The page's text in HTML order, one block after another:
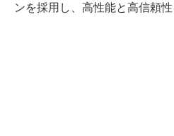
ンを採用し、高性能と高信頼性